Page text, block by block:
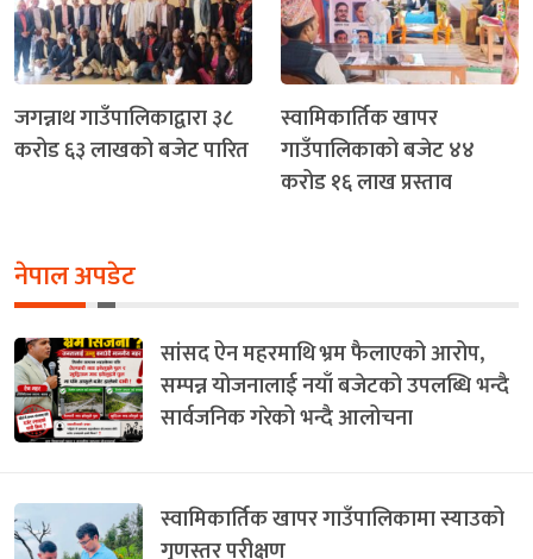
जगन्नाथ गाउँपालिकाद्वारा ३८
करोड ६३ लाखको बजेट पारित
स्वामिकार्तिक खापर
गाउँपालिकाको बजेट ४४
करोड १६ लाख प्रस्ताव
नेपाल अपडेट
सांसद ऐन महरमाथि भ्रम फैलाएको आरोप,
सम्पन्न योजनालाई नयाँ बजेटको उपलब्धि भन्दै
सार्वजनिक गरेको भन्दै आलोचना
स्वामिकार्तिक खापर गाउँपालिकामा स्याउको
गुणस्तर परीक्षण